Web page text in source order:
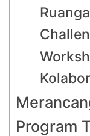
Program